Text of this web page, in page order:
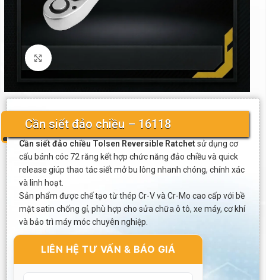
Click to enlarge
Cần siết đảo chiều – 16118
Cần siết đảo chiều Tolsen Reversible Ratchet sử dụng cơ
cấu bánh cóc 72 răng kết hợp chức năng đảo chiều và quick
release giúp thao tác siết mở bu lông nhanh chóng, chính xác
và linh hoạt.
Sản phẩm được chế tạo từ thép Cr-V và Cr-Mo cao cấp với bề
mặt satin chống gỉ, phù hợp cho sửa chữa ô tô, xe máy, cơ khí
và bảo trì máy móc chuyên nghiệp.
LIÊN HỆ TƯ VẤN & BÁO GIÁ